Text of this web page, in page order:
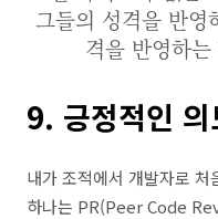
그들의 성격을 반영
격을 반영하
9. 긍정적인
내가 조적에서 개발자로
하나는 PR(Peer Code